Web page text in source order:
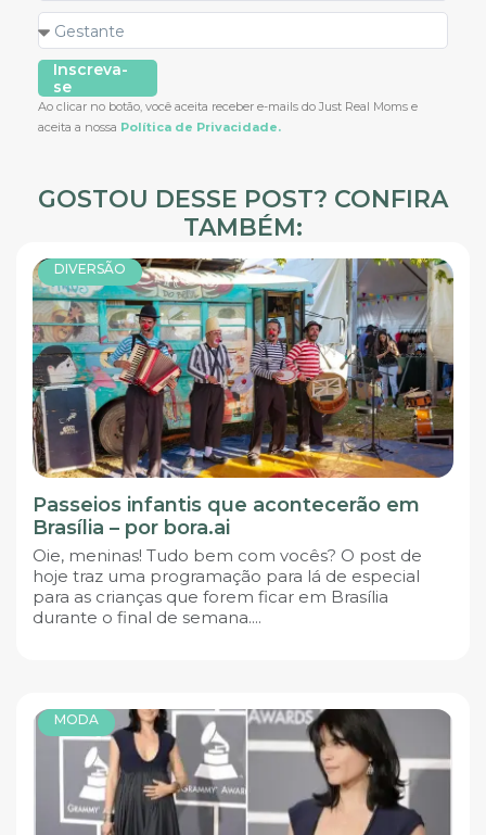
Inscreva-
se
Ao clicar no botão, você aceita receber e-mails do Just Real Moms e
aceita a nossa Política de Privacidade.
GOSTOU DESSE POST? CONFIRA
TAMBÉM:
DIVERSÃO
Passeios infantis que acontecerão em
Brasília – por bora.ai
Oie, meninas! Tudo bem com vocês? O post de
hoje traz uma programação para lá de especial
para as crianças que forem ficar em Brasília
durante o final de semana....
MODA